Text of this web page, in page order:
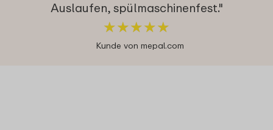
Auslaufen, spülmaschinenfest."
★★★★★
★★★★★
Kunde von mepal.com